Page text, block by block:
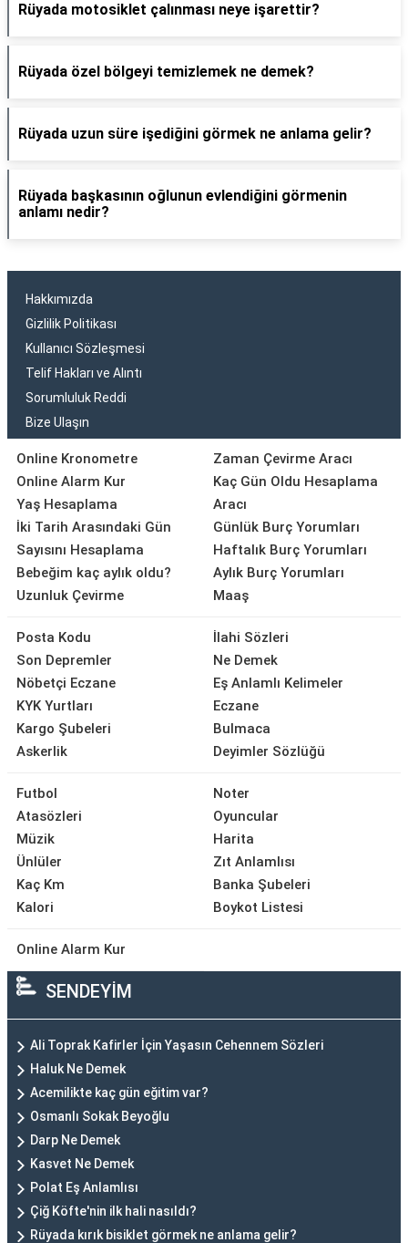
Rüyada motosiklet çalınması neye işarettir?
Rüyada özel bölgeyi temizlemek ne demek?
Rüyada uzun süre işediğini görmek ne anlama gelir?
Rüyada başkasının oğlunun evlendiğini görmenin
anlamı nedir?
Hakkımızda
Gizlilik Politikası
Kullanıcı Sözleşmesi
Telif Hakları ve Alıntı
Sorumluluk Reddi
Bize Ulaşın
Online Kronometre
Online Alarm Kur
Yaş Hesaplama
İki Tarih Arasındaki Gün
Sayısını Hesaplama
Bebeğim kaç aylık oldu?
Uzunluk Çevirme
Zaman Çevirme Aracı
Kaç Gün Oldu Hesaplama
Aracı
Günlük Burç Yorumları
Haftalık Burç Yorumları
Aylık Burç Yorumları
Maaş
Posta Kodu
Son Depremler
Nöbetçi Eczane
KYK Yurtları
Kargo Şubeleri
Askerlik
İlahi Sözleri
Ne Demek
Eş Anlamlı Kelimeler
Eczane
Bulmaca
Deyimler Sözlüğü
Futbol
Atasözleri
Müzik
Ünlüler
Kaç Km
Kalori
Noter
Oyuncular
Harita
Zıt Anlamlısı
Banka Şubeleri
Boykot Listesi
Online Alarm Kur
SENDEYİM
Ali Toprak Kafirler İçin Yaşasın Cehennem Sözleri
Haluk Ne Demek
Acemilikte kaç gün eğitim var?
Osmanlı Sokak Beyoğlu
Darp Ne Demek
Kasvet Ne Demek
Polat Eş Anlamlısı
Çiğ Köfte'nin ilk hali nasıldı?
Rüyada kırık bisiklet görmek ne anlama gelir?